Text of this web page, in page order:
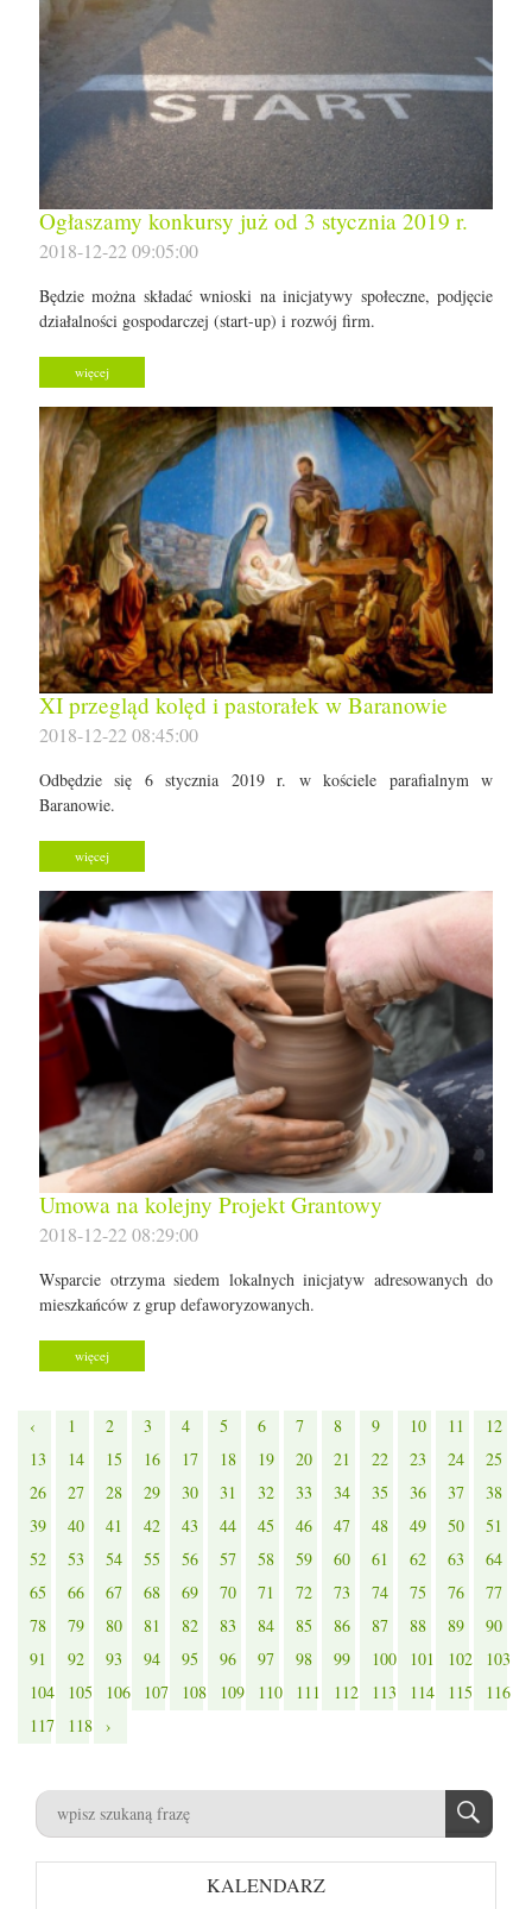
Ogłaszamy konkursy już od 3 stycznia 2019 r.
2018-12-22 09:05:00
Będzie można składać wnioski na inicjatywy społeczne, podjęcie
działalności gospodarczej (start-up) i rozwój firm.
więcej
XI przegląd kolęd i pastorałek w Baranowie
2018-12-22 08:45:00
Odbędzie się 6 stycznia 2019 r. w kościele parafialnym w
Baranowie.
więcej
Umowa na kolejny Projekt Grantowy
2018-12-22 08:29:00
Wsparcie otrzyma siedem lokalnych inicjatyw adresowanych do
mieszkańców z grup defaworyzowanych.
więcej
‹ 1 2 3 4 5 6 7 8 9 10 11
12
13
14 15 16 17 18 19 20 21 22 23 24
25
26
27 28 29 30 31 32 33 34 35 36 37
38
39
40 41 42 43 44 45 46 47 48 49 50
51
52
53 54 55 56 57 58 59 60 61 62 63
64
65
66 67 68 69 70 71 72 73 74 75 76
77
78
79 80 81 82 83 84 85 86 87 88 89
90
91
92 93 94 95 96 97 98 99 100 101 102
103
104
105 106 107 108 109 110 111 112 113 114 115
116
117
118 ›
KALENDARZ